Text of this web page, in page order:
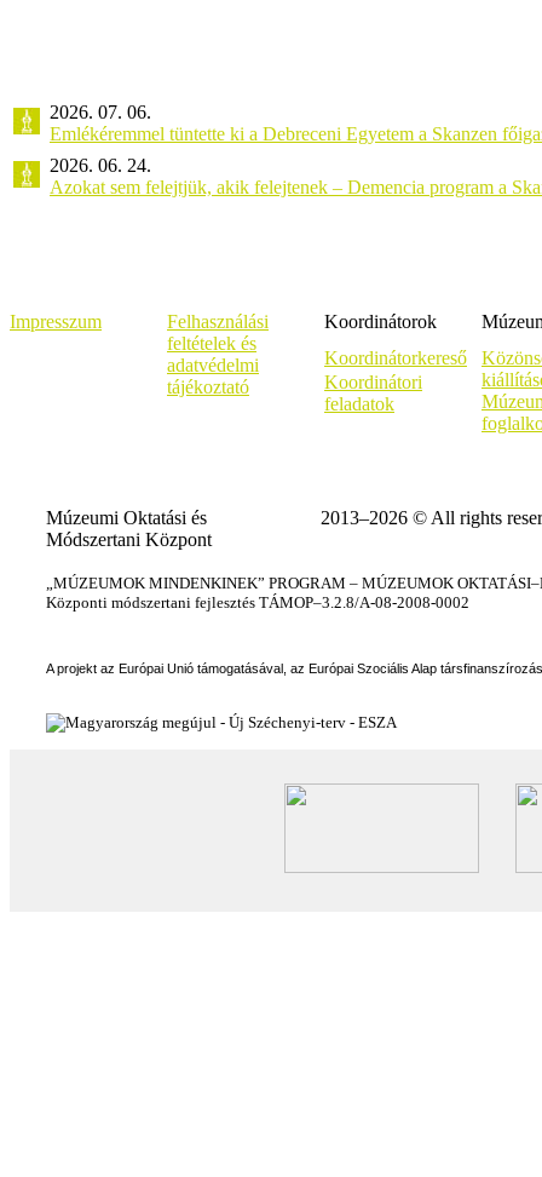
2026. 07. 06.
Emlékéremmel tüntette ki a Debreceni Egyetem a Skanzen
2026. 06. 24.
Azokat sem felejtjük, akik felejtenek – Demencia program a
Impresszum
Felhasználási
feltételek és
adatvédelmi
tájékoztató
Koordinátorok
Koordinátorkereső
Koordinátori
feladatok
Múzeumi Oktatási és
Módszertani Központ
2013–2026 © All rights
„MÚZEUMOK MINDENKINEK” PROGRAM – MÚZEUMOK
Központi módszertani fejlesztés TÁMOP–3.2.8/A-08-2008-0002
A projekt az Európai Unió támogatásával, az Európai Szociális Alap